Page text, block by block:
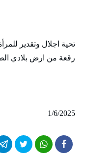
تحية اجلال وتقدير
رقعة من ارض بلادي
1/6/2025